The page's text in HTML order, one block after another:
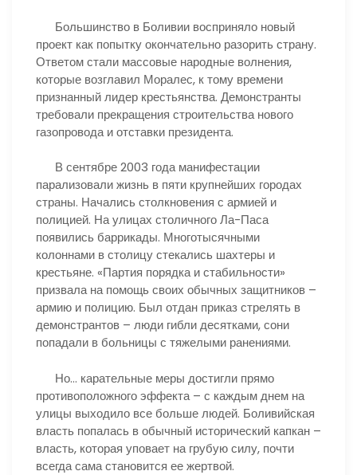
Большинство в Боливии восприняло новый
проект как попытку окончательно разорить страну.
Ответом стали массовые народные волнения,
которые возглавил Моралес, к тому времени
признанный лидер крестьянства. Демонстранты
требовали прекращения строительства нового
газопровода и отставки президента.
В сентябре 2003 года манифестации
парализовали жизнь в пяти крупнейших городах
страны. Начались столкновения с армией и
полицией. На улицах столичного Ла-Паса
появились баррикады. Многотысячными
колоннами в столицу стекались шахтеры и
крестьяне. «Партия порядка и стабильности»
призвала на помощь своих обычных защитников –
армию и полицию. Был отдан приказ стрелять в
демонстрантов – люди гибли десятками, сони
попадали в больницы с тяжелыми ранениями.
Но… карательные меры достигли прямо
противоположного эффекта – с каждым днем на
улицы выходило все больше людей. Боливийская
власть попалась в обычный исторический капкан –
власть, которая уповает на грубую силу, почти
всегда сама становится ее жертвой.